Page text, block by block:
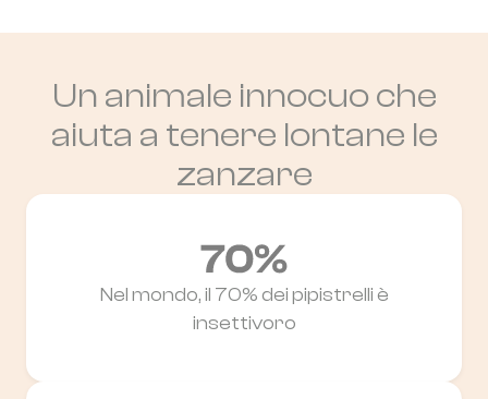
Un animale innocuo che
aiuta a tenere lontane le
zanzare
Nel mondo, il 70% dei pipistrelli è
insettivoro